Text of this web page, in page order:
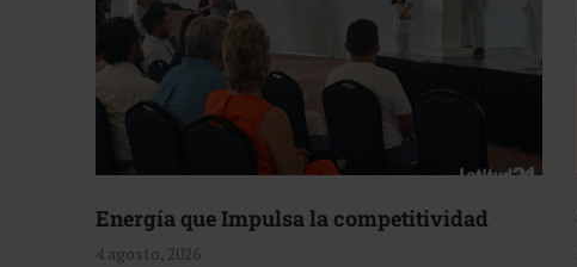
Energía que Impulsa la competitividad
4 agosto, 2026